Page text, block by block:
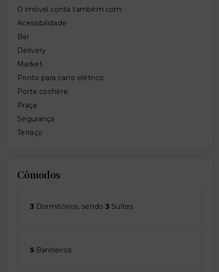
O imóvel conta também com:
Acessibilidade
Bar
Delivery
Market
Ponto para carro elétrico
Porte cochère
Praça
Segurança
Terraço
Cômodos
3 Dormitórios, sendo 3 Suítes
5 Banheiros